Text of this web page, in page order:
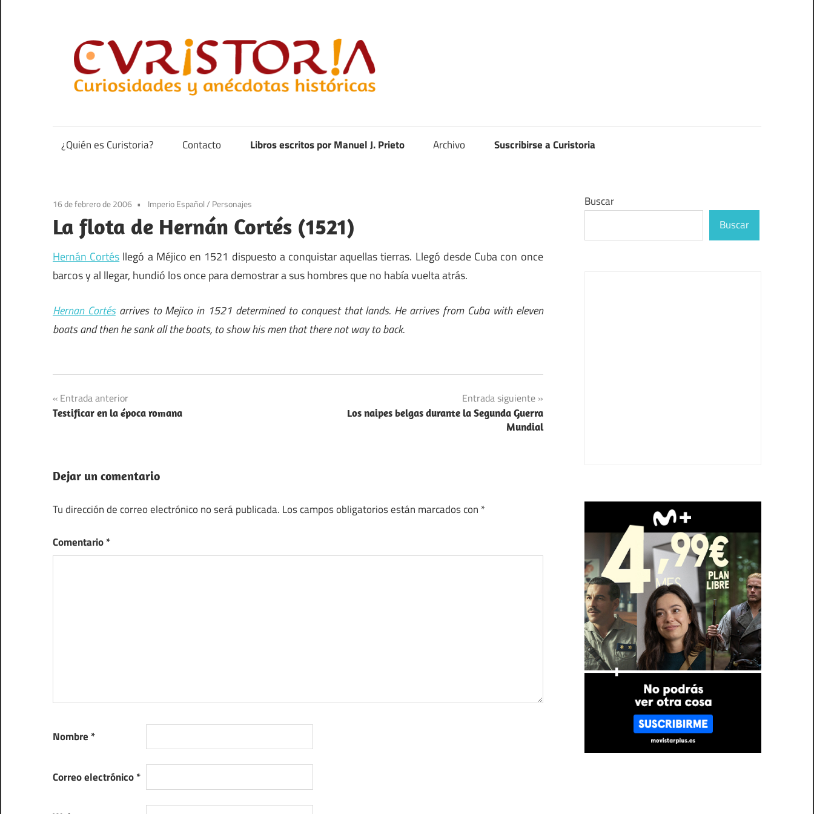
contenido
anécdotas
de
¿Quién es Curistoria? Contacto Libros escritos por Manuel J. Prieto Archivo Suscribirse a Curistoria
16 de febrero de 2006 Imperio Español/ Personajes
La flota de Hernán Cortés (1521)
Hernán Cortés llegó a Méjico en 1521 dispuesto a conquistar aquellas tierras. Llegó desde Cuba con once
barcos y al llegar, hundió los once para demostrar a sus hombres que no había vuelta atrás.
Hernan Cortésarrives to Mejico in 1521 determined to conquest that lands. He arrives from Cuba with eleven
boats and then he sank all the boats, to show his men that there not way to back.
Navegación
de
Entrada anterior
Testificar en la época romana
Entrada siguiente
Los naipes belgas durante la Segunda Guerra
Mundial
Dejar un comentario
Tu dirección de correo electrónico no será publicada. Los campos obligatorios están marcados con *
Comentario*
Nombre *
Correo electrónico*
Buscar
Buscar